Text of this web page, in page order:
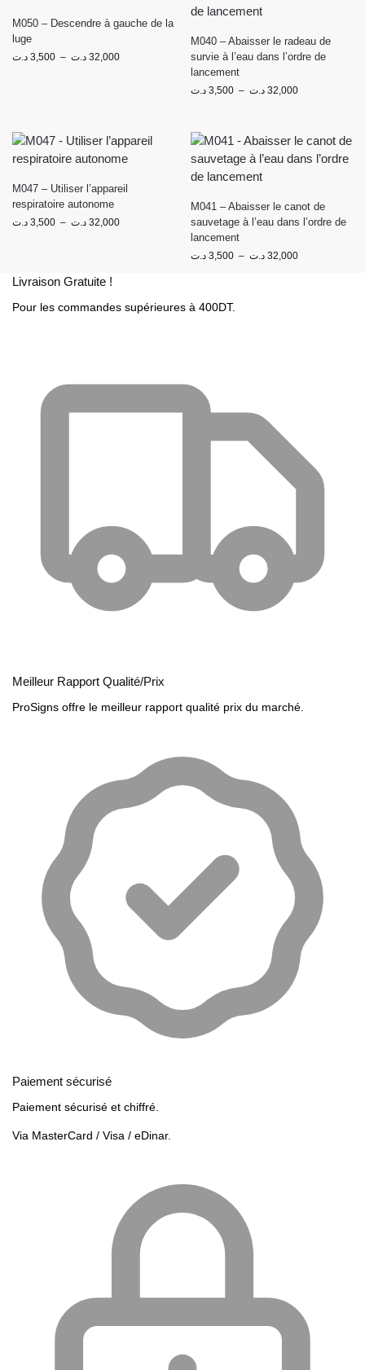
M050 – Descendre à gauche de la
luge
3,500 د.ت – 32,000 د.ت
M040 – Abaisser le radeau de
survie à l’eau dans l’ordre de
lancement
3,500 د.ت – 32,000 د.ت
M047 – Utiliser l’appareil
respiratoire autonome
3,500 د.ت – 32,000 د.ت
M041 – Abaisser le canot de
sauvetage à l’eau dans l’ordre de
lancement
3,500 د.ت – 32,000 د.ت
Livraison Gratuite !
Pour les commandes supérieures à 400DT.
Meilleur Rapport Qualité/Prix
ProSigns offre le meilleur rapport qualité prix du marché.
Paiement sécurisé
Paiement sécurisé et chiffré.
Via MasterCard / Visa / eDinar.